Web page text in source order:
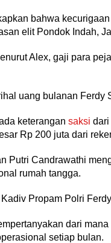
bahwa
elit Pondok Indah,
Alex, gaji para
uang bulanan Ferdy
keterangan saksi dari
Rp 200 juta dari
Putri Candrawathi
rumah tangga.
Propam Polri
dari
setiap bulan.